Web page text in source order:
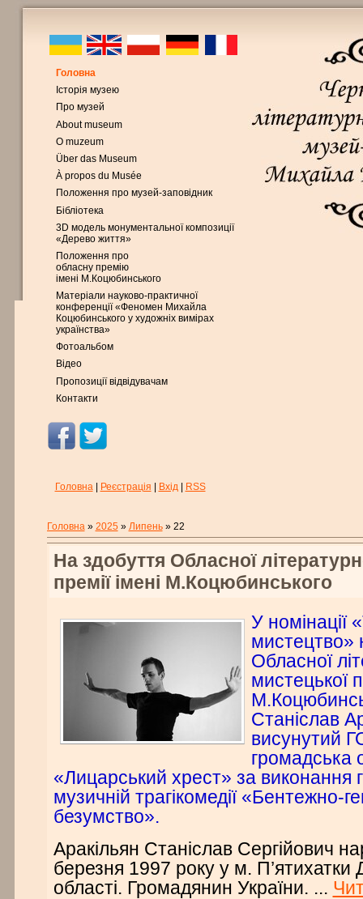
Головна
Історія музею
Про музей
About museum
O muzeum
Über das Museum
À propos du Musée
Положення про музей-заповідник
Бібліотека
3D модель монументальної композиції
«Дерево життя»
Положення про
обласну премію
імені М.Коцюбинського
Матеріали науково-практичної
конференції «Феномен Михайла
Коцюбинського у художніх вимірах
українства»
Фотоальбом
Відео
Пропозиції відвідувачам
Контакти
Головна| Реєстрація Вхід| RSS
Головна» 2025 » Липень » 22
На здобуття Обласної
премії імені М.Коцюбинського
У номінації
мистецтво»
Обласної
мистецької
Станіслав
висунутий
громадська
«Лицарський хрест» за виконання
музичній трагікомедії «Бентежно-
безумство».
Аракільян Станіслав Сергійович
березня 1997 року у м. П’ятихатки
області. Громадянин України. ...